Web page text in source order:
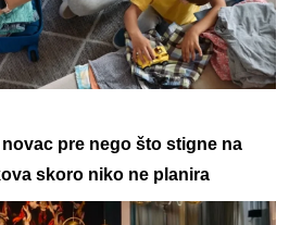
pre nego što stigne na
skoro niko ne planira